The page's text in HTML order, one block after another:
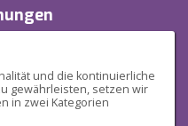
und die kontinuierliche
gewährleisten, setzen wir
in zwei Kategorien